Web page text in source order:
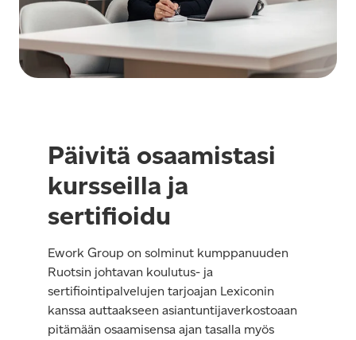
Päivitä osaamistasi
kursseilla ja
sertifioidu
Ework Group on solminut kumppanuuden
Ruotsin johtavan koulutus- ja
sertifiointipalvelujen tarjoajan Lexiconin
kanssa auttaakseen asiantuntijaverkostoaan
pitämään osaamisensa ajan tasalla myös